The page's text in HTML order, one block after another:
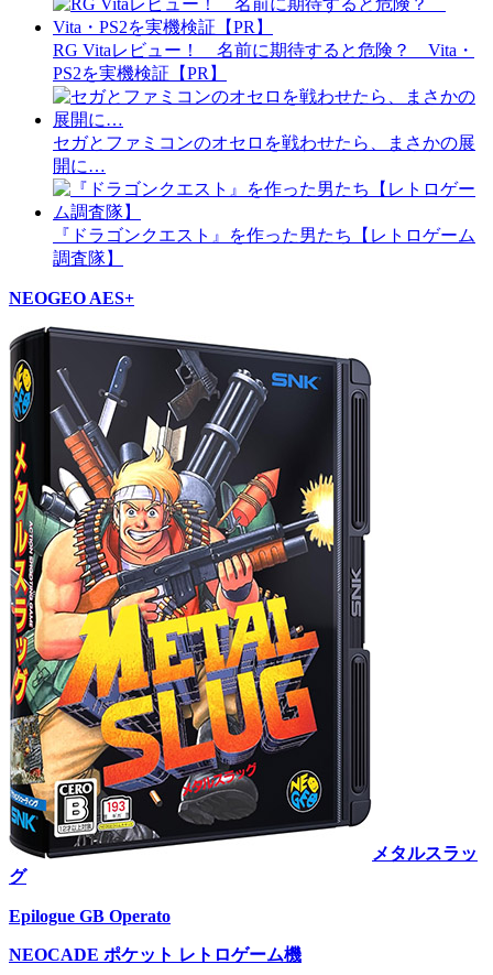
RG Vitaレビュー！ 名前に期待すると危険？ Vita・
PS2を実機検証【PR】
セガとファミコンのオセロを戦わせたら、まさかの展
開に…
『ドラゴンクエスト』を作った男たち【レトロゲーム
調査隊】
NEOGEO AES+
メタルスラッ
グ
Epilogue GB Operato
NEOCADE ポケット レトロゲーム機